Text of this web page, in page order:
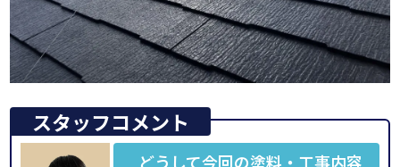
スタッフコメント
どうして今回の塗料・工事内容